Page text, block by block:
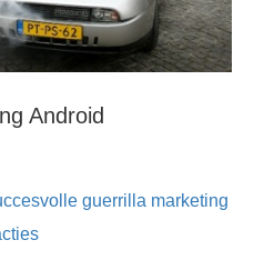
Android
guerrilla marketing